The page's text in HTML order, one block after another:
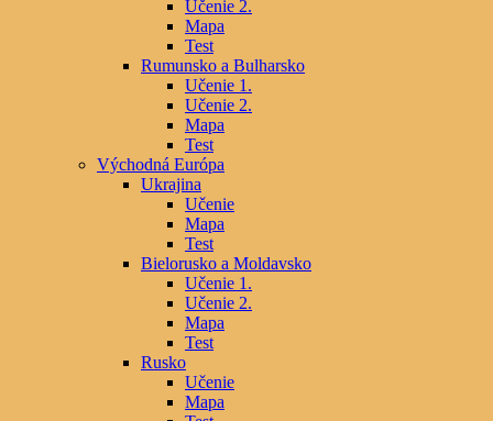
Učenie 2.
Mapa
Test
Rumunsko a Bulharsko
Učenie 1.
Učenie 2.
Mapa
Test
Východná Európa
Ukrajina
Učenie
Mapa
Test
Bielorusko a Moldavsko
Učenie 1.
Učenie 2.
Mapa
Test
Rusko
Učenie
Mapa